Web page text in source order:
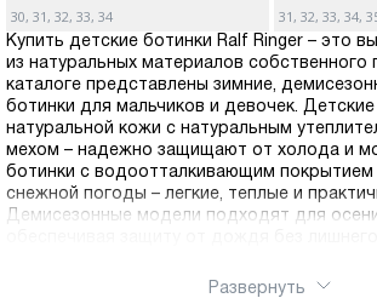
30, 31, 32, 33, 34
31, 32, 33, 34,
Купить детские ботинки Ralf Ringer – это
из натуральных материалов собственного
каталоге представлены зимние,
ботинки для мальчиков и девочек.
натуральной кожи с натуральным
мехом – надежно защищают от холода и
ботинки с водоотталкивающим
снежной погоды – легкие, теплые и
Демисезонные модели подходят для
протектором для безопасности на льду и
Развернуть